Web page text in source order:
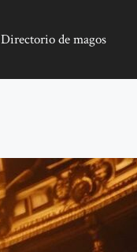
Directorio de magos